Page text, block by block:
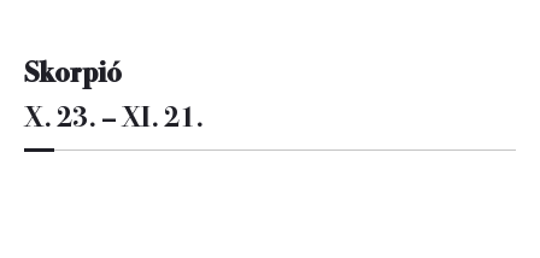
Skorpió
X. 23. – XI. 21.